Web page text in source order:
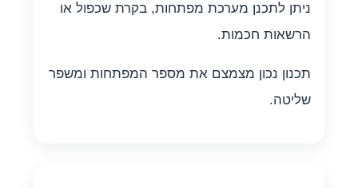
ניתן לתכנן מערכת מפתחות, בקרת שכפול או
הרשאות חכמות.
תכנון נכון מצמצם את מספר המפתחות ומשפר
שליטה.